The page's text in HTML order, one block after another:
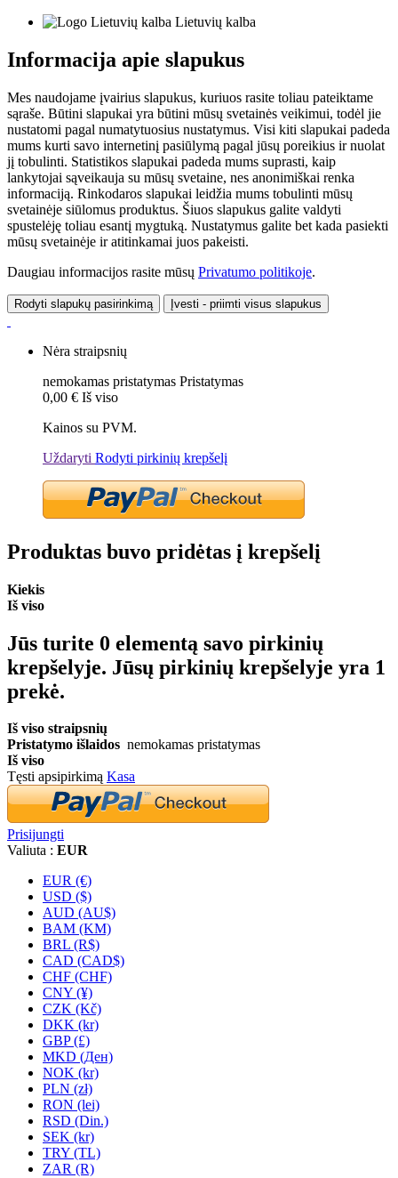
Lietuvių kalba
Informacija apie slapukus
Mes naudojame įvairius slapukus, kuriuos rasite toliau pateiktame
sąraše. Būtini slapukai yra būtini mūsų svetainės veikimui, todėl jie
nustatomi pagal numatytuosius nustatymus. Visi kiti slapukai padeda
mums kurti savo internetinį pasiūlymą pagal jūsų poreikius ir nuolat
jį tobulinti. Statistikos slapukai padeda mums suprasti, kaip
lankytojai sąveikauja su mūsų svetaine, nes anonimiškai renka
informaciją. Rinkodaros slapukai leidžia mums tobulinti mūsų
svetainėje siūlomus produktus. Šiuos slapukus galite valdyti
spustelėję toliau esantį mygtuką. Nustatymus galite bet kada pasiekti
mūsų svetainėje ir atitinkamai juos pakeisti.
Daugiau informacijos rasite mūsų Privatumo politikoje.
Rodyti slapukų pasirinkimą Įvesti - priimti visus slapukus
Nėra straipsnių
nemokamas pristatymas Pristatymas
0,00 € Iš viso
Kainos su PVM.
Uždaryti Rodyti pirkinių krepšelį
Produktas buvo pridėtas į krepšelį
Kiekis
Iš viso
Jūs turite 0 elementą savo pirkinių
krepšelyje. Jūsų pirkinių krepšelyje yra 1
prekė.
Iš viso straipsnių
Pristatymo išlaidos nemokamas pristatymas
Iš viso
Tęsti apsipirkimą Kasa
Prisijungti
Valiuta : EUR
EUR (€)
USD ($)
AUD (AU$)
BAM (KM)
BRL (R$)
CAD (CAD$)
CHF (CHF)
CNY (¥)
CZK (Kč)
DKK (kr)
GBP (£)
MKD (Ден)
NOK (kr)
PLN (zł)
RON (lei)
RSD (Din.)
SEK (kr)
TRY (TL)
ZAR (R)